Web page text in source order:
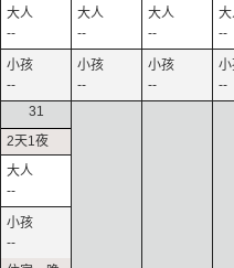
--
--
--
--
--
--
--
--
31
--
--